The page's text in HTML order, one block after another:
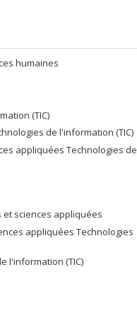
humaines
(TIC)
de l'information (TIC)
appliquées Technologies de
et sciences appliquées
appliquées Technologies
l'information (TIC)